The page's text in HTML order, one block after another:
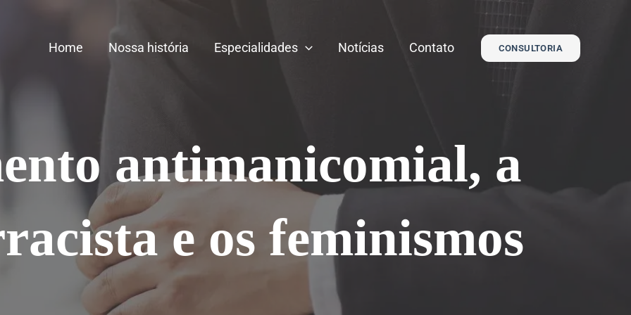
Home Nossa história Especialidades Notícias Contato CONSULTORIA
antimanicomial, a
e os feminismos